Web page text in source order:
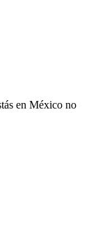
en México no